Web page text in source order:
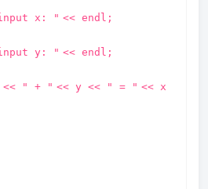
x: " << endl;
y: " << endl;
" + " << y << " = " << x